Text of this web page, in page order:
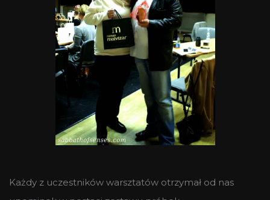
Każdy z uczestników warsztatów otrzymał od nas